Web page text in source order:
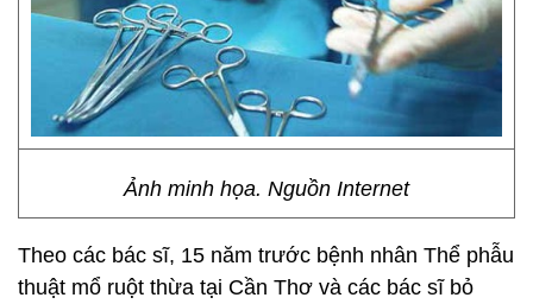
Ảnh minh họa. Nguồn Internet
Theo các bác sĩ, 15 năm trước bệnh nhân Thể phẫu
thuật mổ ruột thừa tại Cần Thơ và các bác sĩ bỏ